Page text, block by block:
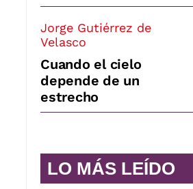
Jorge Gutiérrez de
Velasco
Cuando el cielo
depende de un
estrecho
LO MÁS LEÍDO